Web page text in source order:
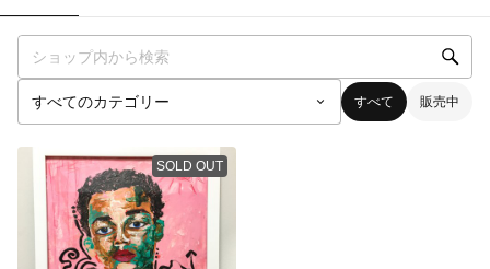
すべて 販売中
SOLD OUT